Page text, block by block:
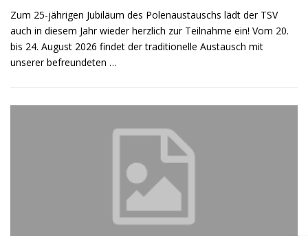
Zum 25-jährigen Jubiläum des Polenaustauschs lädt der TSV
auch in diesem Jahr wieder herzlich zur Teilnahme ein! Vom 20.
bis 24. August 2026 findet der traditionelle Austausch mit
unserer befreundeten …